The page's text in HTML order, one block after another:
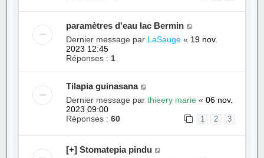
paramètres d'eau lac Bermin
Dernier message par LaSauge « 19 nov.
2023 12:45
Réponses : 1
Tilapia guinasana
Dernier message parthieery marie «06 nov.
2023 09:00
Réponses :60 1 2 3
[+] Stomatepia pindu